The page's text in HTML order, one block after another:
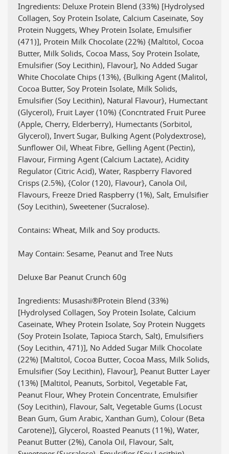
Ingredients: Deluxe Protein Blend (33%) [Hydrolysed
Collagen, Soy Protein Isolate, Calcium Caseinate, Soy
Protein Nuggets, Whey Protein Isolate, Emulsifier
(471)], Protein Milk Chocolate (22%) {Maltitol, Cocoa
Butter, Milk Solids, Cocoa Mass, Soy Protein Isolate,
Emulsifier (Soy Lecithin), Flavour], No Added Sugar
White Chocolate Chips (13%), {Bulking Agent (Malitol,
Cocoa Butter, Soy Protein Isolate, Milk Solids,
Emulsifier (Soy Lecithin), Natural Flavour}, Humectant
(Glycerol), Fruit Layer (10%) {Concntrated Fruit Puree
(Apple, Cherry, Elderberry), Humectants (Sorbitol,
Glycerol), Invert Sugar, Bulking Agent (Polydextrose),
Sunflower Oil, Wheat Fibre, Gelling Agent (Pectin),
Flavour, Firming Agent (Calcium Lactate), Acidity
Regulator (Citric Acid), Water, Raspberry Flavored
Crisps (2.5%), {Color (120), Flavour}, Canola Oil,
Flavours, Freeze Dried Raspberry (1%), Salt, Emulsifier
(Soy Lecithin), Sweetener (Sucralose).
Contains: Wheat, Milk and Soy products.
May Contain: Sesame, Peanut and Tree Nuts
Deluxe Bar Peanut Crunch 60g
Ingredients: Musashi®Protein Blend (33%)
[Hydrolysed Collagen, Soy Protein Isolate, Calcium
Caseinate, Whey Protein Isolate, Soy Protein Nuggets
(Soy Protein Isolate, Tapioca Starch, Salt), Emulsifiers
(Soy Lecithin, 471)], No Added Sugar Milk Chocolate
(22%) [Maltitol, Cocoa Butter, Cocoa Mass, Milk Solids,
Emulsifier (Soy Lecithin), Flavour], Peanut Butter Layer
(13%) [Maltitol, Peanuts, Sorbitol, Vegetable Fat,
Peanut Flour, Whey Protein Concentrate, Emulsifier
(Soy Lecithin), Flavour, Salt, Vegetable Gums (Locust
Bean Gum, Gum Arabic, Xanthan Gum), Colour (Beta
Carotene)], Glycerol, Roasted Peanuts (11%), Water,
Peanut Butter (2%), Canola Oil, Flavour, Salt,